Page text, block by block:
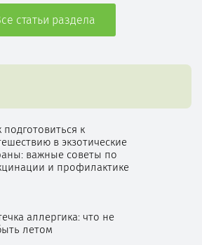
статьи раздела
подготовиться к
в экзотические
важные советы по
и профилактике
аллергика: что не
летом